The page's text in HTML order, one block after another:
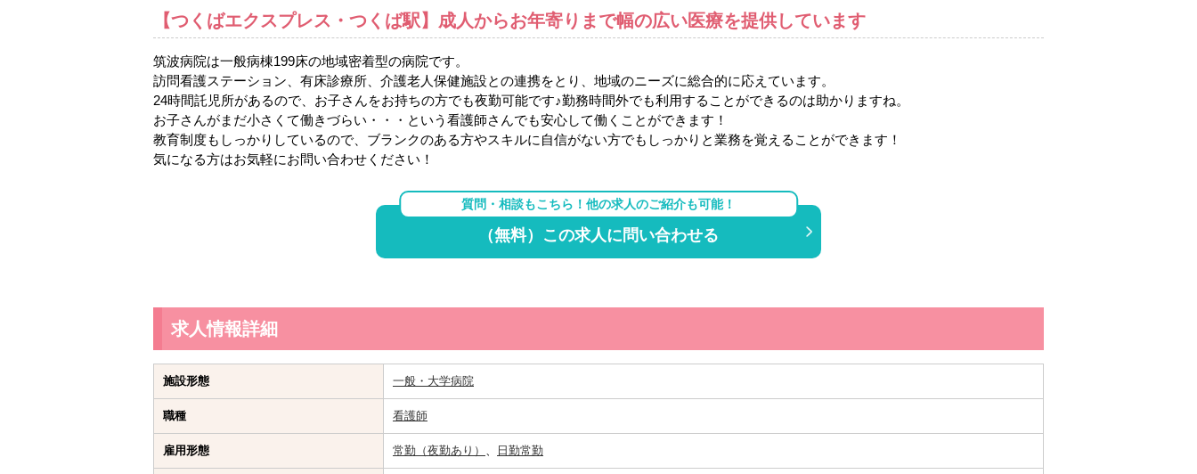
【つくばエクスプレス・つくば駅】成人からお年寄りまで幅の広い医療を提供しています
筑波病院は一般病棟199床の地域密着型の病院です。
訪問看護ステーション、有床診療所、介護老人保健施設との連携をとり、地域のニーズに総合的に応えています。
24時間託児所があるので、お子さんをお持ちの方でも夜勤可能です♪勤務時間外でも利用することができるのは助かりますね。
お子さんがまだ小さくて働きづらい・・・という看護師さんでも安心して働くことができます！
教育制度もしっかりしているので、ブランクのある方やスキルに自信がない方でもしっかりと業務を覚えることができます！
気になる方はお気軽にお問い合わせください！
質問・相談もこちら！他の求人のご紹介も可能！
（無料）この求人に問い合わせる
求人情報詳細
施設形態 一般・大学病院
職種 看護師
雇用形態 常勤（夜勤あり） 、 日勤常勤